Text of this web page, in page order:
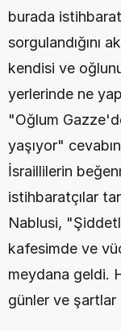
burada
sorgulandığını
kendisi ve
yerlerinde ne
"Oğlum
yaşıyor"
İsraillilerin
istihbaratçılar
Nablusi,
kafesimde ve
meydana geldi.
günler ve